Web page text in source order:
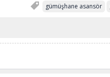
gümüşhane asansör